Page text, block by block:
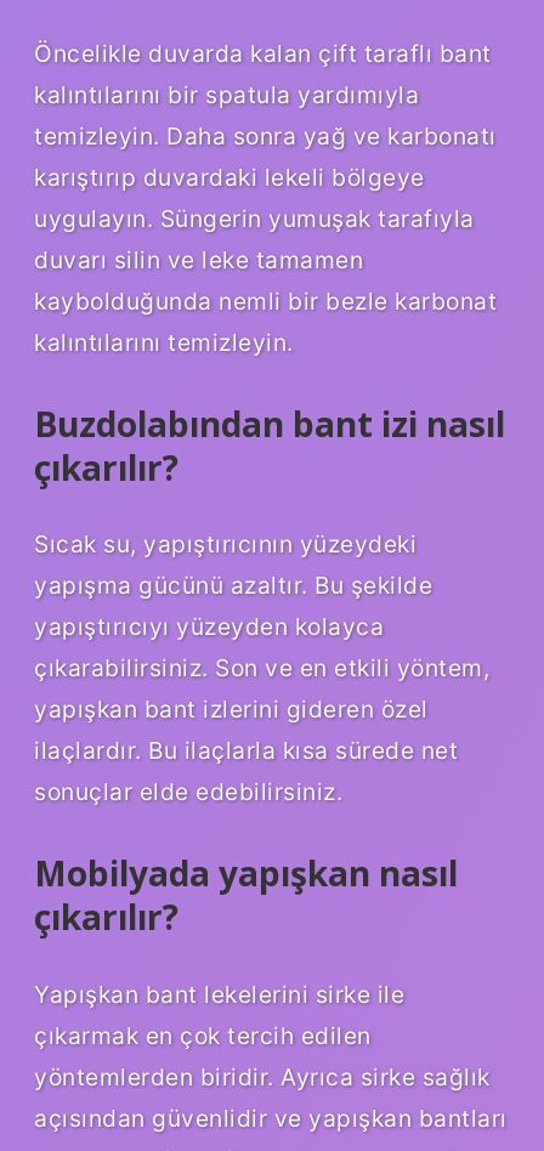
Öncelikle duvarda kalan çift taraflı bant
kalıntılarını bir spatula yardımıyla
temizleyin. Daha sonra yağ ve karbonatı
karıştırıp duvardaki lekeli bölgeye
uygulayın. Süngerin yumuşak tarafıyla
duvarı silin ve leke tamamen
kaybolduğunda nemli bir bezle karbonat
kalıntılarını temizleyin.
Buzdolabından bant izi nasıl
çıkarılır?
Sıcak su, yapıştırıcının yüzeydeki
yapışma gücünü azaltır. Bu şekilde
yapıştırıcıyı yüzeyden kolayca
çıkarabilirsiniz. Son ve en etkili yöntem,
yapışkan bant izlerini gideren özel
ilaçlardır. Bu ilaçlarla kısa sürede net
sonuçlar elde edebilirsiniz.
Mobilyada yapışkan nasıl
çıkarılır?
Yapışkan bant lekelerini sirke ile
çıkarmak en çok tercih edilen
yöntemlerden biridir. Ayrıca sirke sağlık
açısından güvenlidir ve yapışkan bantları